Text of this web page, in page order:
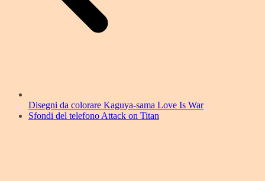
Disegni da colorare Kaguya-sama Love Is War
Sfondi del telefono Attack on Titan